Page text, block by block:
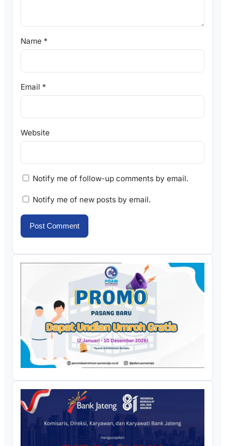
Name *
Email *
Website
Notify me of follow-up comments by email.
Notify me of new posts by email.